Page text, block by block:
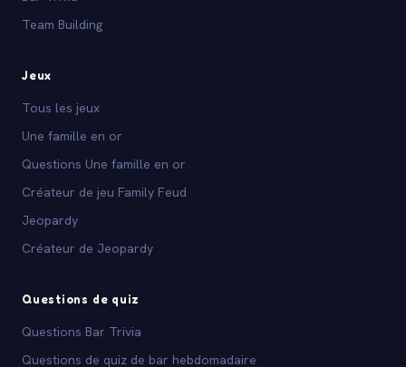
Team Building
Jeux
Tous les jeux
Une famille en or
Questions Une famille en or
Créateur de jeu Family Feud
Jeopardy
Créateur de Jeopardy
Questions de quiz
Questions Bar Trivia
Questions de quiz de bar hebdomadaire